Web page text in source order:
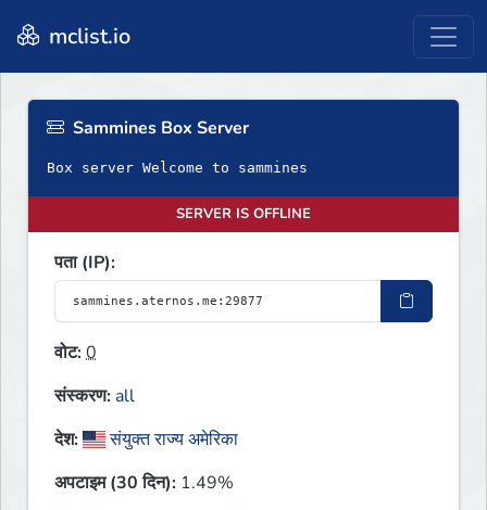
mclist.io
Sammines Box Server
Box server Welcome to sammines
SERVER IS OFFLINE
पता (IP):
वोट:0
संस्करण: all
देश:
संयुक्त राज्य अमेरिका
अपटाइम (30 दिन): 1.49%